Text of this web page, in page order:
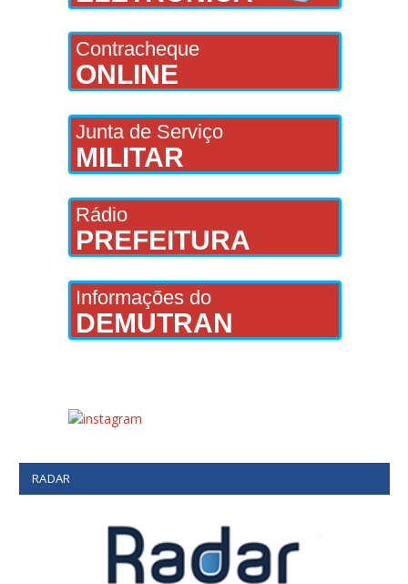
Contracheque
ONLINE
Junta de Serviço
MILITAR
Rádio
PREFEITURA
Informações do
DEMUTRAN
RADAR